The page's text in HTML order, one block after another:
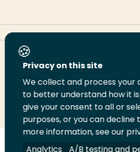
Deel deze pagina
Deel
LinkedIn
Deel
op
Twitter
Deel
op
Facebook
Email
deze
pagina
Print
deze
VolgVolgVolgVolg
Privacy on this site
We collect and process your
to better understand how it is
give your consent to all or
purposes, or you can decline
more information, see our
Analytics
A/B testing and